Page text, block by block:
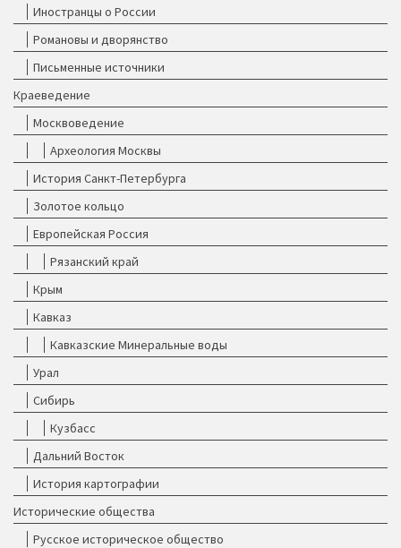
Иностранцы о России
Романовы и дворянство
Письменные источники
Краеведение
Москвоведение
Археология Москвы
История Санкт-Петербурга
Золотое кольцо
Европейская Россия
Рязанский край
Крым
Кавказ
Кавказские Минеральные воды
Урал
Сибирь
Кузбасс
Дальний Восток
История картографии
Исторические общества
Русское историческое общество